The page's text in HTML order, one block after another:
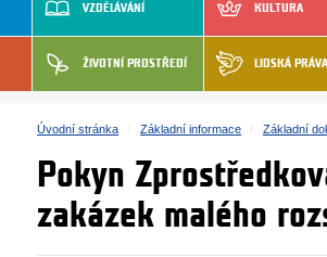
VZDĚLÁVÁNÍ KULTURA
ŽIVOTNÍ PROSTŘEDÍ LIDSKÁ PRÁVA
Úvodní stránka Základní informace Základní
Pokyn
zakázek malého